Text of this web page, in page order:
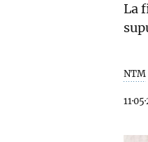
La
NTM